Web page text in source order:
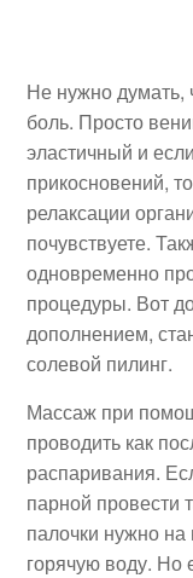
Не нужно думать,
боль. Просто
эластичный и
прикосновений,
релаксации
почувствуете.
одновременно
процедуры. Вот
дополнением,
солевой пилинг.
Массаж при
проводить как
распаривания.
парной провести
палочки нужно
горячую воду. Но